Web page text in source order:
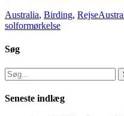
Categories
Australia, Birding, RejseTags
solformørkelse
Søg
Search
for:
Seneste indlæg